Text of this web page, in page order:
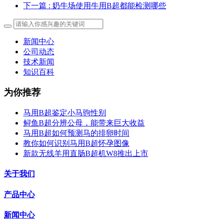
下一篇 : 奶牛场使用牛用B超都能检测哪些
新闻中心
公司动态
技术新闻
知识百科
为你推荐
马用B超鉴定小马驹性别
鲟鱼B超分辨公母，能带来巨大收益
马用B超如何预测马的排卵时间
教你如何识别马用B超怀孕图像
新款无线羊用直肠B超机W8推出上市
关于我们
产品中心
新闻中心